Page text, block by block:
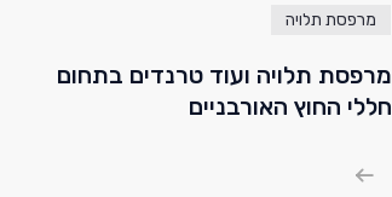
מרפסת תלויה
מרפסת תלויה ועוד טרנדים בתחום
חללי החוץ האורבניים